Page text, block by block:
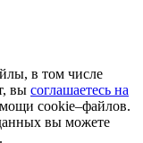
в том числе
вы соглашаетесь на
cookie–файлов.
вы можете
.